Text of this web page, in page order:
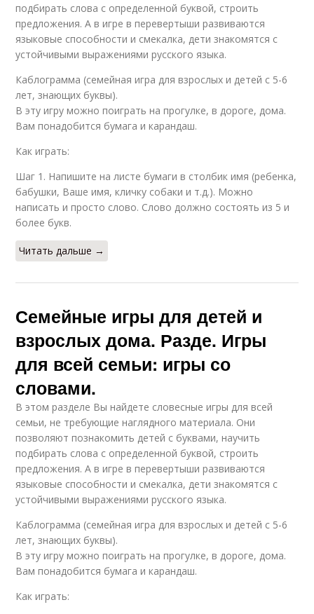
подбирать слова с определенной буквой, строить
предложения. А в игре в перевертыши развиваются
языковые способности и смекалка, дети знакомятся с
устойчивыми выражениями русского языка.
Каблограмма (семейная игра для взрослых и детей с 5-6
лет, знающих буквы).
В эту игру можно поиграть на прогулке, в дороге, дома.
Вам понадобится бумага и карандаш.
Как играть:
Шаг 1. Напишите на листе бумаги в столбик имя (ребенка,
бабушки, Ваше имя, кличку собаки и т.д.). Можно
написать и просто слово. Слово должно состоять из 5 и
более букв.
Читать дальше →
Семейные игры для детей и
взрослых дома. Разде. Игры
для всей семьи: игры со
словами.
В этом разделе Вы найдете словесные игры для всей
семьи, не требующие наглядного материала. Они
позволяют познакомить детей с буквами, научить
подбирать слова с определенной буквой, строить
предложения. А в игре в перевертыши развиваются
языковые способности и смекалка, дети знакомятся с
устойчивыми выражениями русского языка.
Каблограмма (семейная игра для взрослых и детей с 5-6
лет, знающих буквы).
В эту игру можно поиграть на прогулке, в дороге, дома.
Вам понадобится бумага и карандаш.
Как играть: